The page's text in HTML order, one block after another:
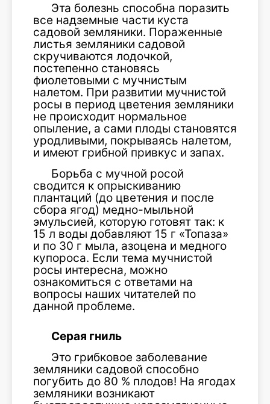
Эта болезнь способна поразить
все надземные части куста
садовой земляники. Пораженные
листья земляники садовой
скручиваются лодочкой,
постепенно становясь
фиолетовыми с мучнистым
налетом. При развитии мучнистой
росы в период цветения земляники
не происходит нормальное
опыление, а сами плоды становятся
уродливыми, покрываясь налетом,
и имеют грибной привкус и запах.
Борьба с мучной росой
сводится к опрыскиванию
плантаций (до цветения и после
сбора ягод) медно-мыльной
эмульсией, которую готовят так: к
15 л воды добавляют 15 г «Топаза»
и по 30 г мыла, азоцена и медного
купороса. Если тема мучнистой
росы интересна, можно
ознакомиться с ответами на
вопросы наших читателей по
данной проблеме.
Серая гниль
Это грибковое заболевание
земляники садовой способно
погубить до 80 % плодов! На ягодах
земляники возникают